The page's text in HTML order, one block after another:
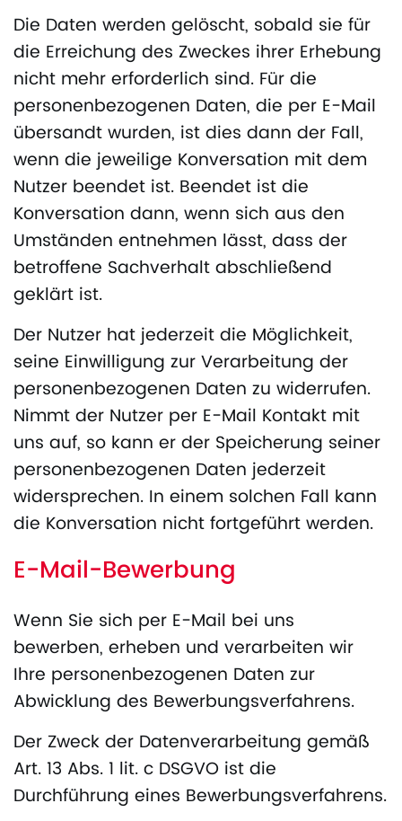
Die Daten werden gelöscht, sobald sie für
die Erreichung des Zweckes ihrer Erhebung
nicht mehr erforderlich sind. Für die
personenbezogenen Daten, die per E-Mail
übersandt wurden, ist dies dann der Fall,
wenn die jeweilige Konversation mit dem
Nutzer beendet ist. Beendet ist die
Konversation dann, wenn sich aus den
Umständen entnehmen lässt, dass der
betroffene Sachverhalt abschließend
geklärt ist.
Der Nutzer hat jederzeit die Möglichkeit,
seine Einwilligung zur Verarbeitung der
personenbezogenen Daten zu widerrufen.
Nimmt der Nutzer per E-Mail Kontakt mit
uns auf, so kann er der Speicherung seiner
personenbezogenen Daten jederzeit
widersprechen. In einem solchen Fall kann
die Konversation nicht fortgeführt werden.
E-Mail-Bewerbung
Wenn Sie sich per E-Mail bei uns
bewerben, erheben und verarbeiten wir
Ihre personenbezogenen Daten zur
Abwicklung des Bewerbungsverfahrens.
Der Zweck der Datenverarbeitung gemäß
Art. 13 Abs. 1 lit. c DSGVO ist die
Durchführung eines Bewerbungsverfahrens.